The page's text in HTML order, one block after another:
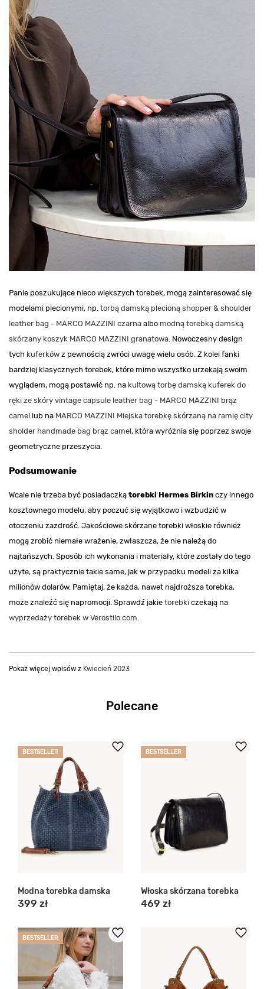
Panie poszukujące nieco większych torebek, mogą zainteresować się
modelami plecionymi, np. torbą damską plecioną shopper & shoulder
leather bag - MARCO MAZZINI czarna albo modną torebką damską
skórzany koszyk MARCO MAZZINI granatowa . Nowoczesny design
tych kuferków z pewnością zwróci uwagę wielu osób. Z kolei fanki
bardziej klasycznych torebek, które mimo wszystko urzekają swoim
wyglądem, mogą postawić np. na kultową torbę damską kuferek do
ręki ze skóry vintage capsule leather bag - MARCO MAZZINI brąz
camel lub na MARCO MAZZINI Miejska torebkę skórzaną na ramię city
sholder handmade bag brąz camel, która wyróżnia się poprzez swoje
geometryczne przeszycia.
Podsumowanie
Wcale nie trzeba być posiadaczką torebki Hermes Birkin czy innego
kosztownego modelu, aby poczuć się wyjątkowo i wzbudzić w
otoczeniu zazdrość. Jakościowe skórzane torebki włoskie również
mogą zrobić niemałe wrażenie, zwłaszcza, że nie należą do
najtańszych. Sposób ich wykonania i materiały, które zostały do tego
użyte, są praktycznie takie same, jak w przypadku modeli za kilka
milionów dolarów. Pamiętaj, że każda, nawet najdroższa torebka,
może znaleźć się napromocji. Sprawdź jakie torebki czekają na
wyprzedaży torebek w Verostilo.com
Pokaż więcej wpisów z Kwiecień 2023
Polecane
BESTSELLER
Modna torebka damska
399 zł
BESTSELLER
Włoska skórzana torebka
469 zł
BESTSELLER